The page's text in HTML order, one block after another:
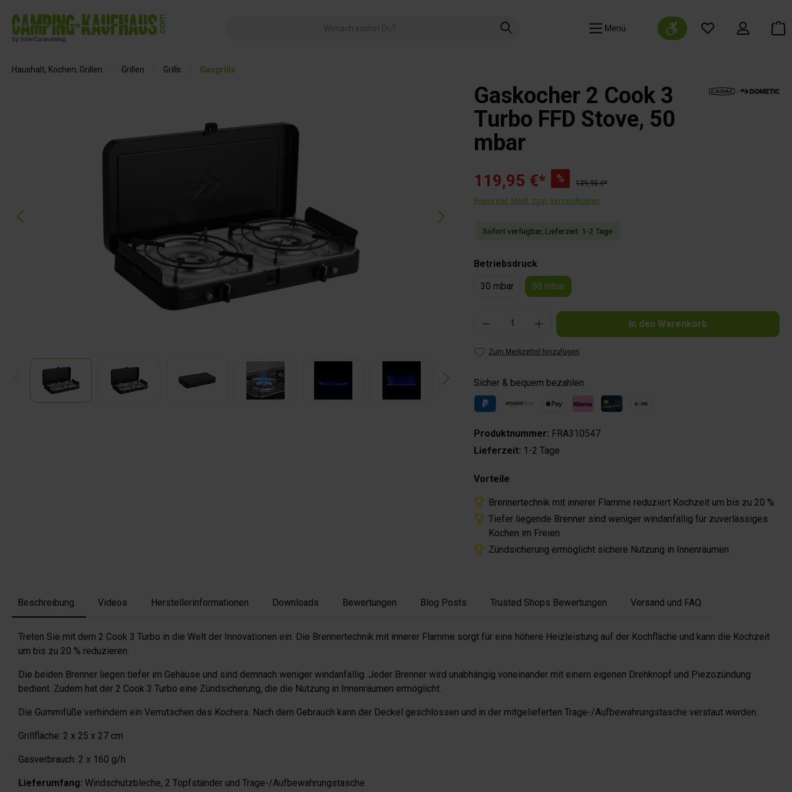
Zur Hauptnavigation springen
Navigation Werkzeugleiste anzeigen
Haushalt, Kochen, Grillen Grillen Grills Gasgrills
Gaskocher 2 Cook 3
Turbo FFD Stove, 50
mbar
119,95 €* % 139,95 €*
Preise inkl. MwSt. zzgl. Versandkosten
Sofort verfügbar, Lieferzeit: 1-2 Tage
Betriebsdruckauswählen
30 mbar 50 mbar
Produkt Anzahl: Gib den gewünschten Wert ein oder benutze die Schaltflächen um die Anzahl
In den Warenkorb
Zum Merkzettel hinzufügen
Sicher & bequem bezahlen
Produktnummer: FRA310547
Lieferzeit: 1-2 Tage
Vorteile
Brennertechnik mit innerer Flamme reduziert Kochzeit um bis zu 20 %
Tiefer liegende Brenner sind weniger windanfällig für zuverlässiges
Kochen im Freien
Zündsicherung ermöglicht sichere Nutzung in Innenräumen
Beschreibung Videos Herstellerinformationen Downloads Bewertungen Blog Posts Trusted Shops Bewertungen Versand und FAQ
Treten Sie mit dem 2 Cook 3 Turbo in die Welt der Innovationen ein. Die Brennertechnik mit innerer Flamme sorgt für eine höhere Heizleistung auf der Kochfläche und kann die Kochzeit
um bis zu 20 % reduzieren.
Die beiden Brenner liegen tiefer im Gehäuse und sind demnach weniger windanfällig. Jeder Brenner wird unabhängig voneinander mit einem eigenen Drehknopf und Piezozündung
bedient. Zudem hat der 2 Cook 3 Turbo eine Zündsicherung, die die Nutzung in Innenräumen ermöglicht.
Die Gummifüße verhindern ein Verrutschen des Kochers. Nach dem Gebrauch kann der Deckel geschlossen und in der mitgelieferten Trage-/Aufbewahrungstasche verstaut werden.
Grillfläche: 2 x 25 x 27 cm
Gasverbrauch: 2 x 160 g/h
Lieferumfang: Windschutzbleche, 2 Topfständer und Trage-/Aufbewahrungstasche